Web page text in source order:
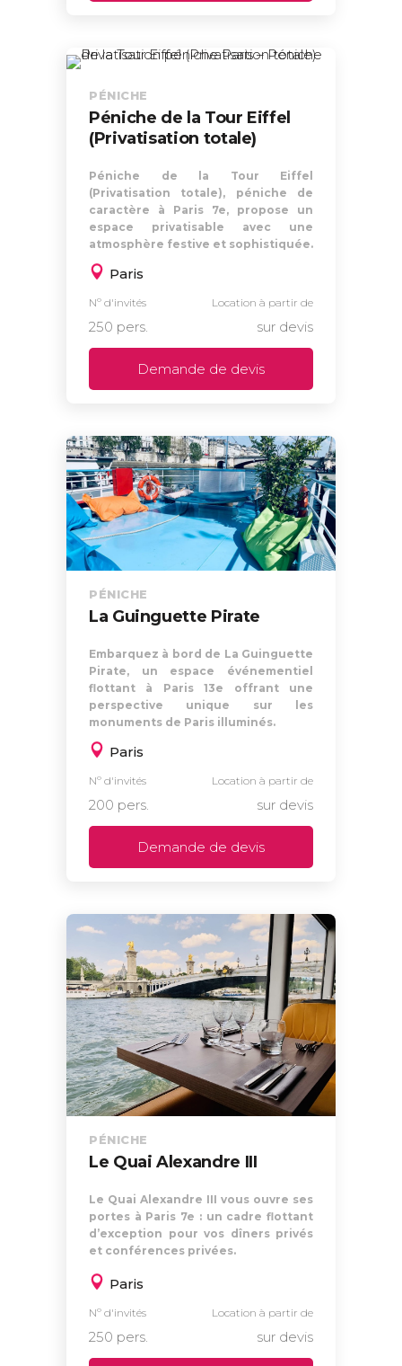
PÉNICHE
Péniche de la Tour Eiffel
(Privatisation totale)
Péniche de la Tour Eiffel
(Privatisation totale), péniche de
caractère à Paris 7e, propose un
espace privatisable avec une
atmosphère festive et sophistiquée.
Paris
Nº d'invités
250 pers.
Location à partir de
sur devis
Demande de devis
PÉNICHE
La Guinguette Pirate
Embarquez à bord de La Guinguette
Pirate, un espace événementiel
flottant à Paris 13e offrant une
perspective unique sur les
monuments de Paris illuminés.
Paris
Nº d'invités
200 pers.
Location à partir de
sur devis
Demande de devis
PÉNICHE
Le Quai Alexandre III
Le Quai Alexandre III vous ouvre ses
portes à Paris 7e : un cadre flottant
d’exception pour vos dîners privés
et conférences privées.
Paris
Nº d'invités
250 pers.
Location à partir de
sur devis